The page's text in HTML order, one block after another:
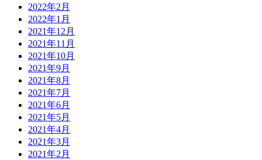
2022年2月
2022年1月
2021年12月
2021年11月
2021年10月
2021年9月
2021年8月
2021年7月
2021年6月
2021年5月
2021年4月
2021年3月
2021年2月